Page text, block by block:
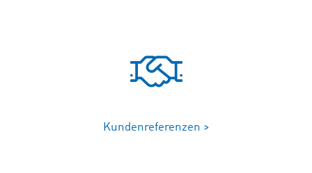
Kundenreferenzen >